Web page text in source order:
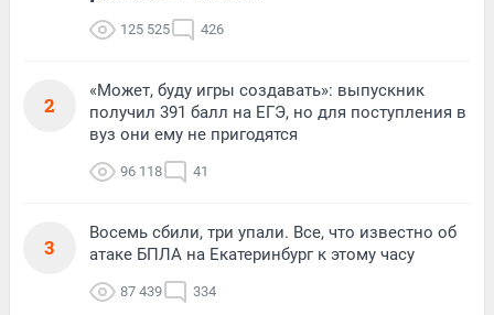
125 525 426
2
«Может, буду игры создавать»: выпускник
получил 391 балл на ЕГЭ, но для поступления в
вуз они ему не пригодятся
96 118 41
3
Восемь сбили, три упали. Все, что известно об
атаке БПЛА на Екатеринбург к этому часу
87 439 334